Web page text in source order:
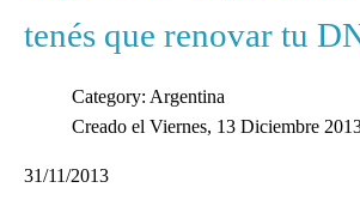
tenés que renovar tu
Category: Argentina
Creado el Viernes, 13 Diciembre
31/11/2013